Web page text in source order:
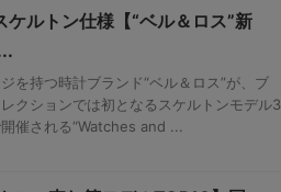
ケルトン仕様【“ベル＆ロス”新
を持つ時計ブランド“ベル＆ロス”が、ブ
クションでは初となるスケルトンモデル3
催される“Watches and ...